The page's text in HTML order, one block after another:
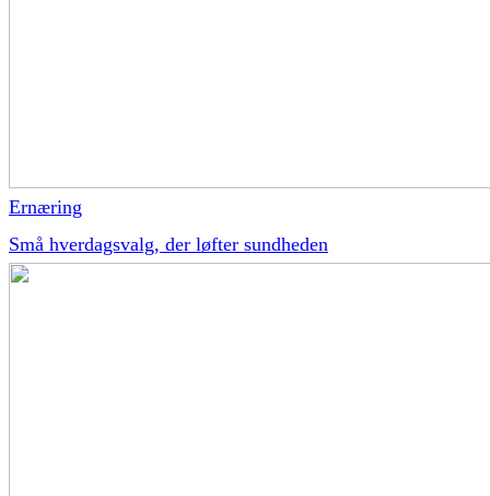
Ernæring
Små hverdagsvalg, der løfter sundheden